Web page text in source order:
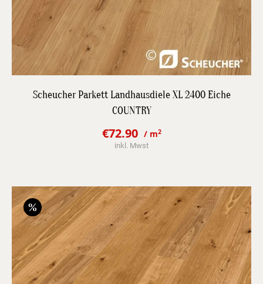
DETAILS
Scheucher Parkett Landhausdiele XL 2400 Eiche
COUNTRY
Original
was:
€103.10.
€72.90
Current
is:
€72.90.
/ m2
inkl. Mwst